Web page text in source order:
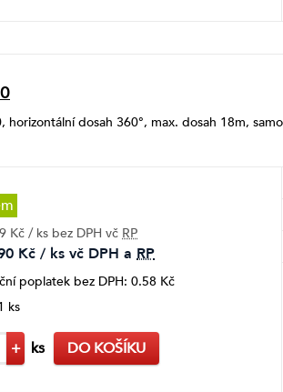
horizontální dosah 360°, max. dosah 18m,
Kč / ks bez DPH vč RP
Kč / ks vč DPH a RP
poplatek bez DPH: 0.58 Kč
ks
+ ks DO KOŠÍKU